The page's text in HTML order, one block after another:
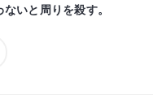
いと周りを殺す。